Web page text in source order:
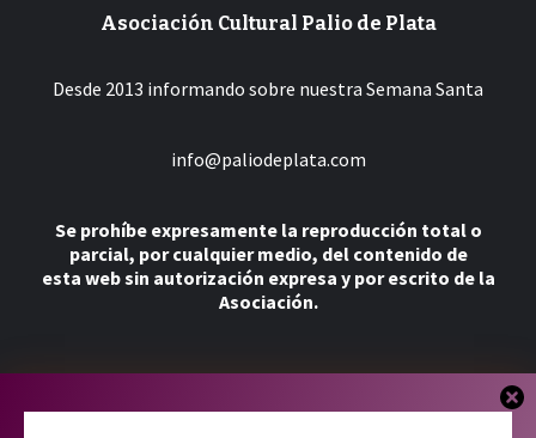
Asociación Cultural Palio de Plata
Desde 2013 informando sobre nuestra Semana Santa
info@paliodeplata.com
Se prohíbe expresamente la reproducción total o
parcial, por cualquier medio, del contenido de
esta web sin autorización expresa y por escrito de la
Asociación.